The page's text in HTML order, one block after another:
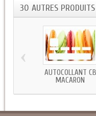
30 AUTRES
AUTOCOLLANT CB
MACARON
‹